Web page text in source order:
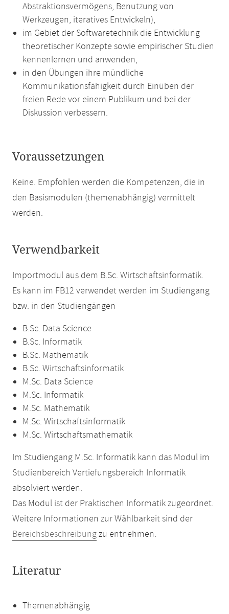
Abstraktionsvermögens, Benutzung von
Werkzeugen, iteratives Entwickeln),
im Gebiet der Softwaretechnik die Entwicklung
theoretischer Konzepte sowie empirischer Studien
kennenlernen und anwenden,
in den Übungen ihre mündliche
Kommunikationsfähigkeit durch Einüben der
freien Rede vor einem Publikum und bei der
Diskussion verbessern.
Voraussetzungen
Keine. Empfohlen werden die Kompetenzen, die in
den Basismodulen (themenabhängig) vermittelt
werden.
Verwendbarkeit
Importmodul aus dem B.Sc. Wirtschaftsinformatik.
Es kann im FB12 verwendet werden im Studiengang
bzw. in den Studiengängen
B.Sc. Data Science
B.Sc. Informatik
B.Sc. Mathematik
B.Sc. Wirtschaftsinformatik
M.Sc. Data Science
M.Sc. Informatik
M.Sc. Mathematik
M.Sc. Wirtschaftsinformatik
M.Sc. Wirtschaftsmathematik
Im Studiengang M.Sc. Informatik kann das Modul im
Studienbereich Vertiefungsbereich Informatik
absolviert werden.
Das Modul ist der Praktischen Informatik zugeordnet.
Weitere Informationen zur Wählbarkeit sind der
Bereichsbeschreibungzu entnehmen.
Literatur
Themenabhängig